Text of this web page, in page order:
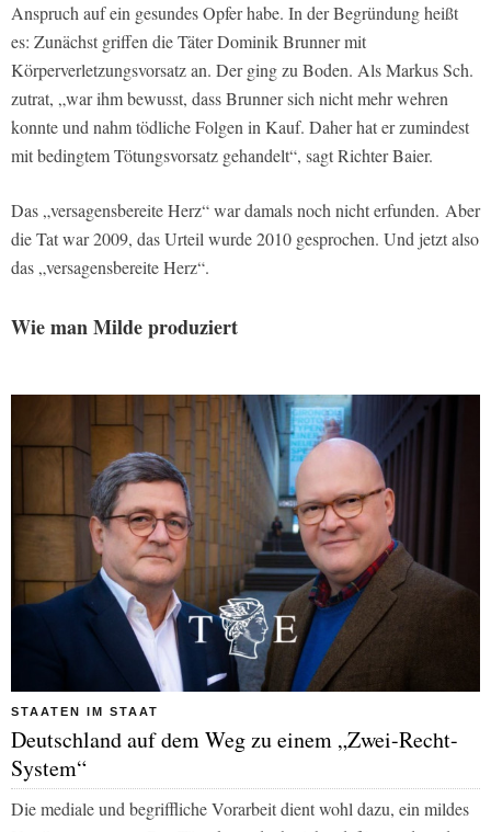
Anspruch auf ein gesundes Opfer habe. In der Begründung heißt
es: Zunächst griffen die Täter Dominik Brunner mit
Körperverletzungsvorsatz an. Der ging zu Boden. Als Markus Sch.
zutrat, „war ihm bewusst, dass Brunner sich nicht mehr wehren
konnte und nahm tödliche Folgen in Kauf. Daher hat er zumindest
mit bedingtem Tötungsvorsatz gehandelt“, sagt Richter Baier.
Das „versagensbereite Herz“ war damals noch nicht erfunden. Aber
die Tat war 2009, das Urteil wurde 2010 gesprochen. Und jetzt also
das „versagensbereite Herz“.
Wie man Milde produziert
STAATEN IM STAAT
Deutschland auf dem Weg zu einem „Zwei-Recht-
System“
Die mediale und begriffliche Vorarbeit dient wohl dazu, ein mildes